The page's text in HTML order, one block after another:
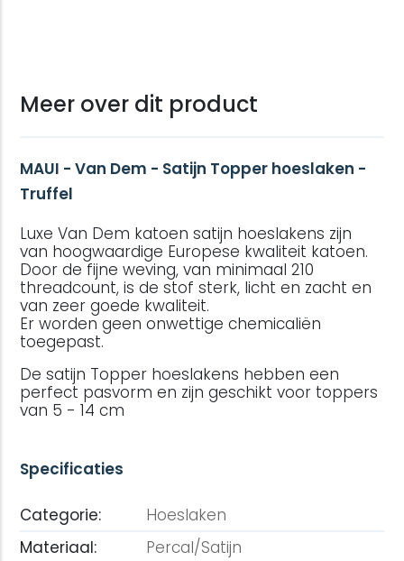
Meer over dit product
MAUI - Van Dem - Satijn Topper hoeslaken -
Truffel
Luxe Van Dem katoen satijn hoeslakens zijn
van hoogwaardige Europese kwaliteit katoen.
Door de fijne weving, van minimaal 210
threadcount, is de stof sterk, licht en zacht en
van zeer goede kwaliteit.
Er worden geen onwettige chemicaliën
toegepast.
De satijn Topper hoeslakens hebben een
perfect pasvorm en zijn geschikt voor toppers
van 5 - 14 cm
Specificaties
Categorie:
Hoeslaken
Materiaal:
Percal/Satijn